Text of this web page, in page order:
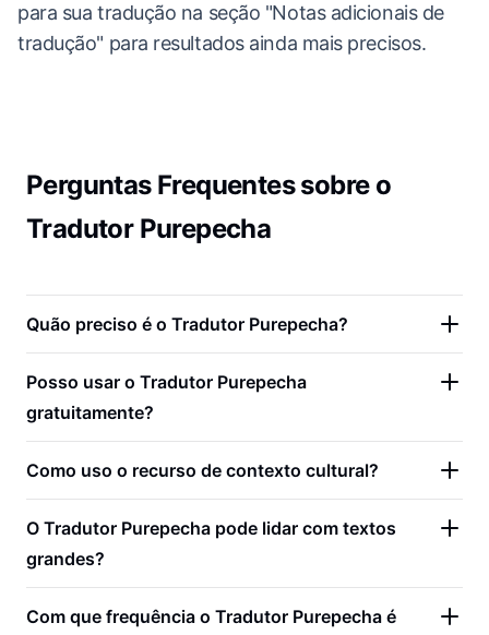
para sua tradução na seção "Notas adicionais de
tradução" para resultados ainda mais precisos.
Perguntas Frequentes sobre o
Tradutor Purepecha
Quão preciso é o Tradutor Purepecha?
Posso usar o Tradutor Purepecha
gratuitamente?
Como uso o recurso de contexto cultural?
O Tradutor Purepecha pode lidar com textos
grandes?
Com que frequência o Tradutor Purepecha é